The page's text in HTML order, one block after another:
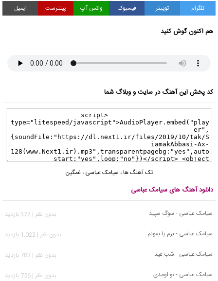
تلگرام توییتر فیسبوک واتس آپ پینترست ایمیل
هم اکنون گوش کنید
کد پخش این آهنگ در سایت و وبلاگ شما
تک آهنگ ها، سیامک عباسی ، غمگین
دانلود آهنگ های سیامک عباسی
سیامک عباسی - سوگ سپید
بدون نظر | 372 بازدید
سیامک عباسی - برم یا بمونم
بدون نظر | 1,022 بازدید
سیامک عباسی - شب عید
بدون نظر | 783 بازدید
سیامک عباسی - تو اومدی
بدون نظر | 756 بازدید